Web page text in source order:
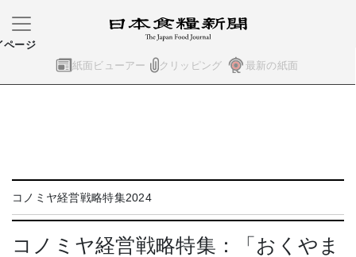
紙面ビューアー クリッピング 最新の紙面
ページ
コノミヤ経営戦略特集2024
コノミヤ経営戦略特集：「おくやま